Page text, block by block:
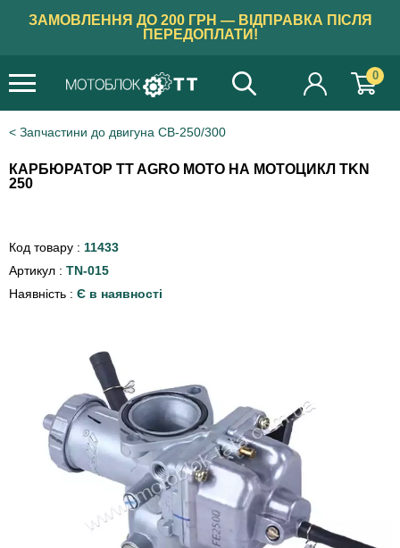
ЗАМОВЛЕННЯ ДО 200 ГРН — ВІДПРАВКА ПІСЛЯ
ПЕРЕДОПЛАТИ!
0
Запчастини до двигуна CB-250/300
КАРБЮРАТОР TT AGRO MOTO НА МОТОЦИКЛ TKN
250
Код товару : 11433
Артикул : TN-015
Наявність : Є в наявності